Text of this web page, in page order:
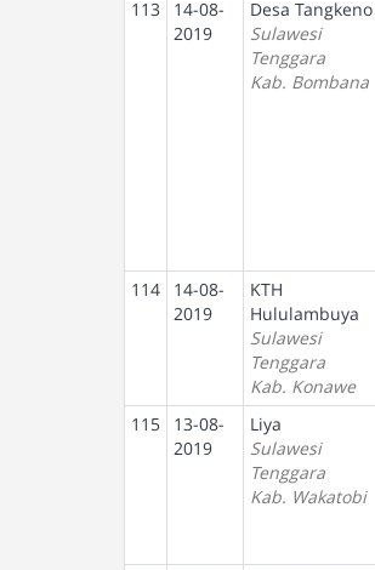
113
14-08-
2019
Desa Tangkeno
Sulawesi
Tenggara
Kab. Bombana
114
14-08-
2019
KTH
Hululambuya
Sulawesi
Tenggara
Kab. Konawe
115
13-08-
2019
Liya
Sulawesi
Tenggara
Kab. Wakatobi